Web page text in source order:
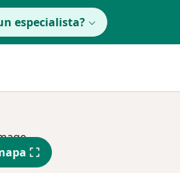
especialista?